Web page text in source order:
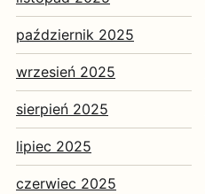
październik 2025
wrzesień 2025
sierpień 2025
lipiec 2025
czerwiec 2025